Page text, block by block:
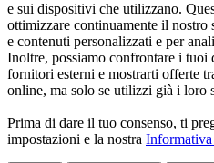
e sui dispositivi che utilizzano.
ottimizzare continuamente il
e contenuti personalizzati e per
Inoltre, possiamo confrontare i
fornitori esterni e mostrarti offerte
online, ma solo se utilizzi già i loro
Prima di dare il tuo consenso, ti
impostazioni e la nostra